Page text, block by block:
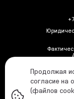
Продолжая
согласие на
(файлов